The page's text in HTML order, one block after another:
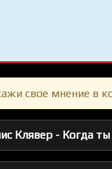
свое мнение в
Клявер - Когда